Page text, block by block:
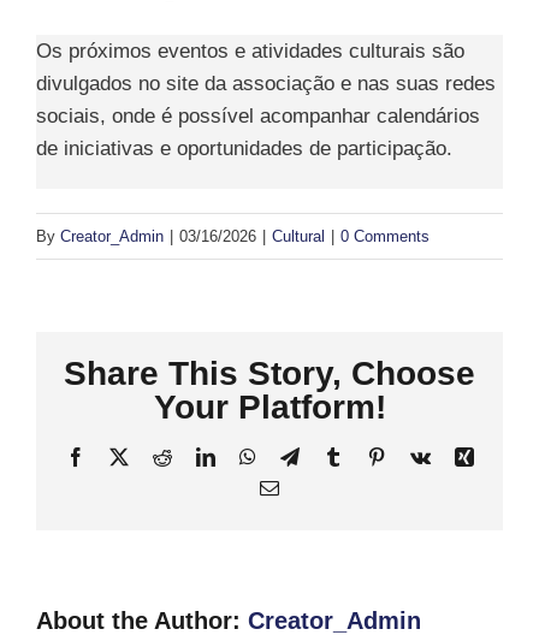
Os próximos eventos e atividades culturais são
divulgados no site da associação e nas suas redes
sociais, onde é possível acompanhar calendários
de iniciativas e oportunidades de participação.
By Creator_Admin 03/16/2026 Cultural 0 Comments
Share This Story, Choose
Your Platform!
Facebook
X RedditLinkedInWhatsApp
TelegramTumblrPinterest
Vk
Xing
Email
About the Author: Creator_Admin